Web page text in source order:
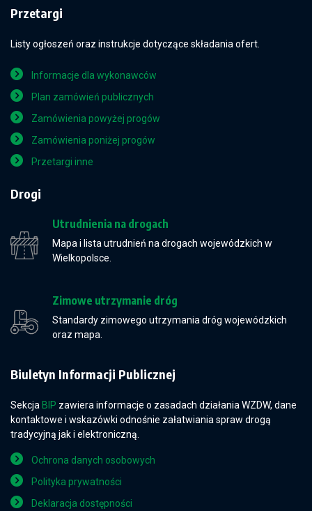
Przetargi
Listy ogłoszeń oraz instrukcje dotyczące składania ofert.
Informacje dla wykonawców
Plan zamówień publicznych
Zamówienia powyżej progów
Zamówienia poniżej progów
Przetargi inne
Drogi
Utrudnienia na drogach
Mapa i lista utrudnień na drogach wojewódzkich w
Wielkopolsce.
Zimowe utrzymanie dróg
Standardy zimowego utrzymania dróg wojewódzkich
oraz mapa.
Biuletyn Informacji Publicznej
Sekcja BIP zawiera informacje o zasadach działania WZDW, dane
kontaktowe i wskazówki odnośnie załatwiania spraw drogą
tradycyjną jak i elektroniczną.
Ochrona danych osobowych
Polityka prywatności
Deklaracja dostępności